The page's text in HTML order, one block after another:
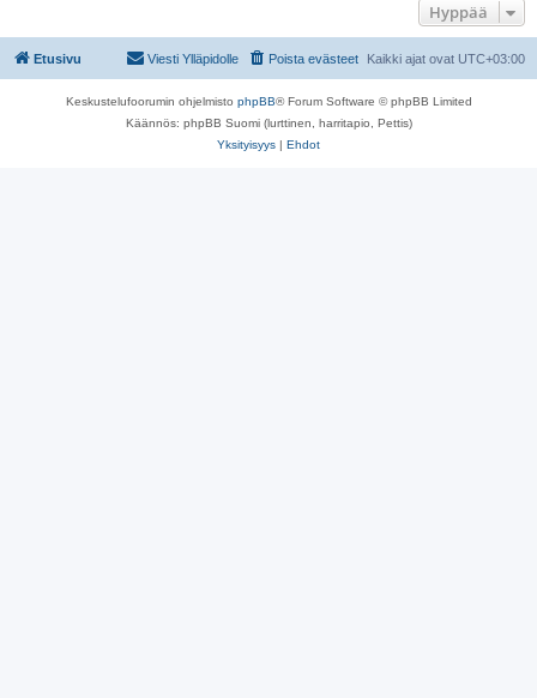
Hyppää
Etusivu Kaikki ajat ovat UTC+03:00
Poista evästeet
Viesti Ylläpidolle
Keskustelufoorumin ohjelmisto phpBB® Forum Software © phpBB Limited
Käännös: phpBB Suomi (lurttinen, harritapio, Pettis)
Yksityisyys | Ehdot